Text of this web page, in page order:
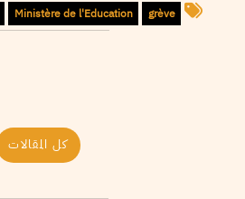
grève
Ministère de l'Education
كل المقالات